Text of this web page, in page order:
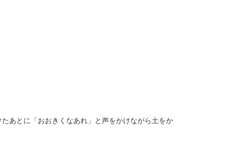
あとに「おおきくなあれ」と声をかけながら土をか